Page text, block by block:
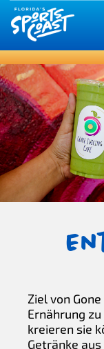
Ziel von
Ernährung
kreieren sie
Getränke